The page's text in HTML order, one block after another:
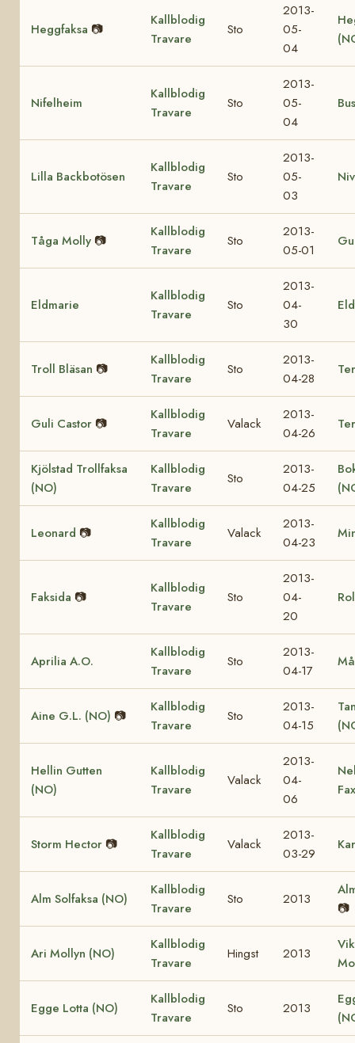
Heggfaksa 📷
Kallblodig
Travare
Sto
2013-
05-
04
Nifelheim
Kallblodig
Travare
Sto
2013-
05-
04
Lilla Backbotösen
Kallblodig
Travare
Sto
2013-
05-
03
Tåga Molly 📷
Kallblodig
Travare
Sto
2013-
05-01
Eldmarie
Kallblodig
Travare
Sto
2013-
04-
30
Troll Bläsan 📷
Kallblodig
Travare
Sto
2013-
04-28
Guli Castor 📷
Kallblodig
Travare
Valack
2013-
04-26
Kjölstad Trollfaksa
(NO)
Kallblodig
Travare
Sto
2013-
04-25
Leonard 📷
Kallblodig
Travare
Valack
2013-
04-23
Faksida 📷
Kallblodig
Travare
Sto
2013-
04-
20
Aprilia A.O.
Kallblodig
Travare
Sto
2013-
04-17
Aine G.L. (NO) 📷
Kallblodig
Travare
Sto
2013-
04-15
Hellin Gutten
(NO)
Kallblodig
Travare
Valack
2013-
04-
06
Storm Hector 📷
Kallblodig
Travare
Valack
2013-
03-29
Alm Solfaksa (NO)
Kallblodig
Travare
Sto 2013
📷
Ari Mollyn (NO)
Kallblodig
Travare
Hingst 2013
Egge Lotta (NO)
Kallblodig
Travare
Sto 2013